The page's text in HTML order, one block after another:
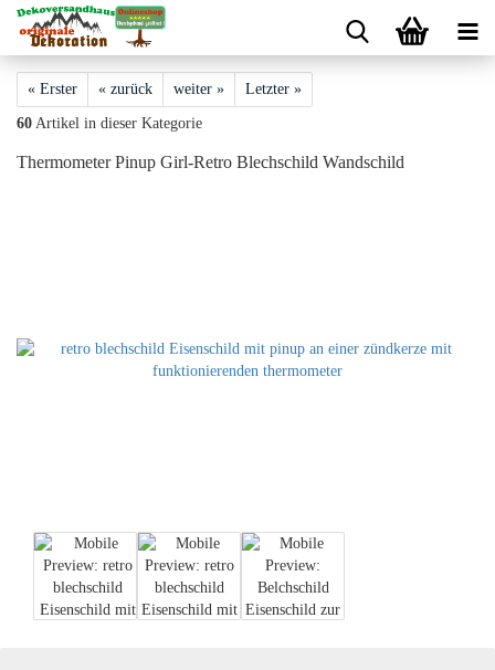
« Erster « zurück weiter » Letzter »
60 Artikel in dieser Kategorie
Thermometer Pinup Girl-Retro Blechschild Wandschild